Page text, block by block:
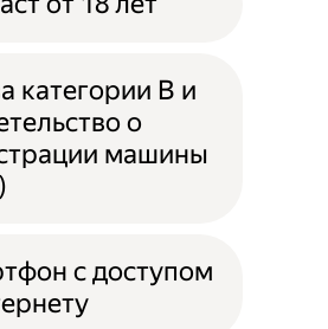
категории B и
о
машины
с доступом